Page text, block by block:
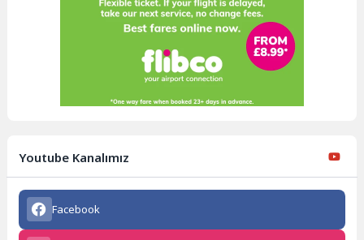
Youtube Kanalımız
Facebook